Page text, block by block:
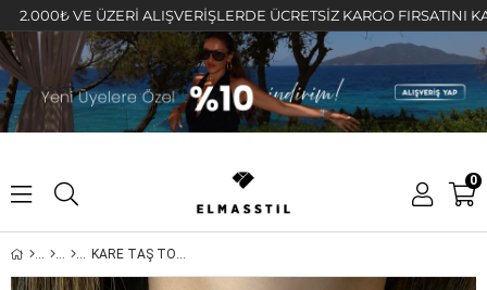
VE ÜZERİ ALIŞVERİŞLERDE ÜCRETSİZ KARGO FIRSATINI
0
KARE TAŞ TOPÇUK ZİNCİRLİ DAMLA TAŞ SARKINTILI KOLYE